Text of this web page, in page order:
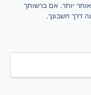
יותר. אם ברשותך
דרך חשבונך.